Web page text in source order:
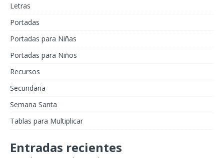
Letras
Portadas
Portadas para Niñas
Portadas para Niños
Recursos
Secundaria
Semana Santa
Tablas para Multiplicar
Entradas recientes